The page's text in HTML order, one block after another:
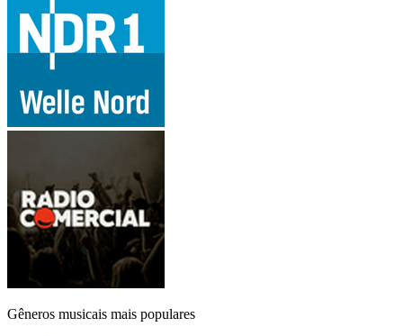
Gêneros musicais mais populares